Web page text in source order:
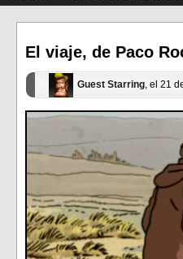
El viaje, de Paco
Guest Starring, el 21